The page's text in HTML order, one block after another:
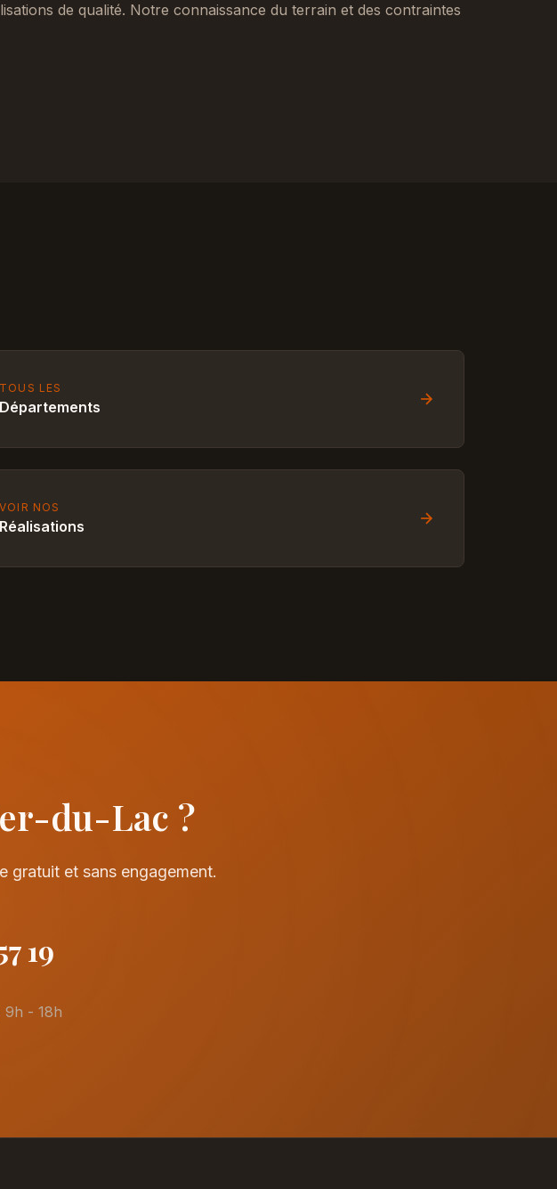
de qualité. Notre connaissance du terrain et des contraintes
TOUS LES
Départements
VOIR NOS
Réalisations
du-Lac ?
gratuit et sans engagement.
19
9h - 18h